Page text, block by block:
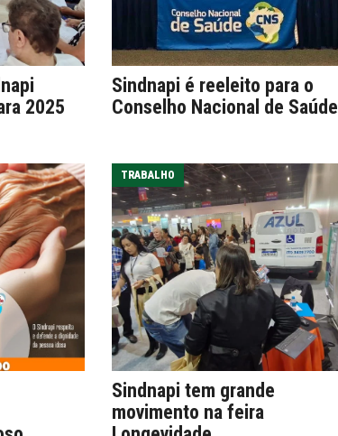
2025
Sindnapi é reeleito para o
Conselho Nacional de Saúde
TRABALHO
Sindnapi tem grande
movimento na feira